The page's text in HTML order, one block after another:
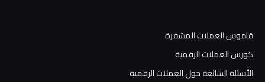
قاموس العملات المشفرة
كورس العملات الرقمية
الأسئلة الشائعة حول العملات الرقمية